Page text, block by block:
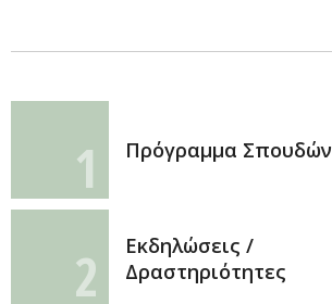
1 Πρόγραμμα Σπουδών
2
Εκδηλώσεις /
Δραστηριότητες